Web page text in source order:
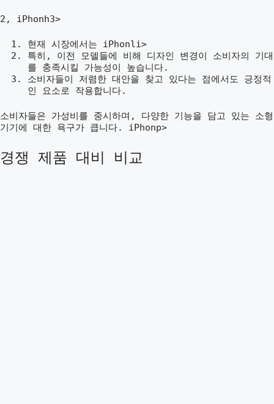
2, iPhonh3>
현재 시장에서는 iPhonli>
특히, 이전 모델들에 비해 디자인 변경이 소비자의 기대
를 충족시킬 가능성이 높습니다.
소비자들이 저렴한 대안을 찾고 있다는 점에서도 긍정적
인 요소로 작용합니다.
소비자들은 가성비를 중시하며, 다양한 기능을 담고 있는 소형
기기에 대한 욕구가 큽니다. iPhonp>
경쟁 제품 대비 비교